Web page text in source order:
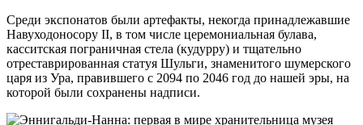
Среди экспонатов были артефакты, некогда принадлежавшие
Навуходоносору II, в том числе церемониальная булава,
касситская пограничная стела (кудурру) и тщательно
отреставрированная статуя Шульги, знаменитого шумерского
царя из Ура, правившего с 2094 по 2046 год до нашей эры, на
которой были сохранены надписи.